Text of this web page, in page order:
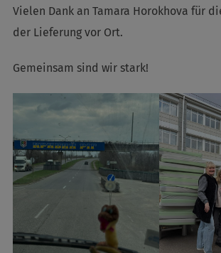
Vielen Dank an Tamara Horokhova für
der Lieferung vor Ort.
Gemeinsam sind wir stark!